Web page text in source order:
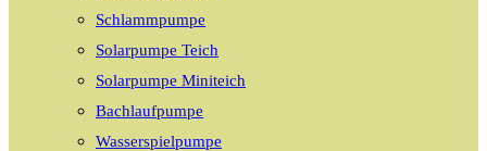
Schlammpumpe
Solarpumpe Teich
Solarpumpe Miniteich
Bachlaufpumpe
Wasserspielpumpe